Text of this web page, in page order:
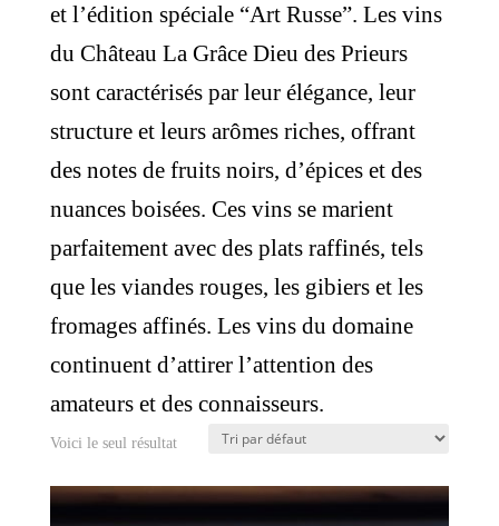
et l’édition spéciale “Art Russe”. Les vins
du Château La Grâce Dieu des Prieurs
sont caractérisés par leur élégance, leur
structure et leurs arômes riches, offrant
des notes de fruits noirs, d’épices et des
nuances boisées. Ces vins se marient
parfaitement avec des plats raffinés, tels
que les viandes rouges, les gibiers et les
fromages affinés. Les vins du domaine
continuent d’attirer l’attention des
amateurs et des connaisseurs.
Voici le seul résultat